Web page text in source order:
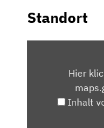
Standort
Hier
Inhalt